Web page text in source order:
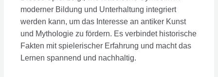
moderner Bildung und Unterhaltung integriert
werden kann, um das Interesse an antiker Kunst
und Mythologie zu fördern. Es verbindet historische
Fakten mit spielerischer Erfahrung und macht das
Lernen spannend und nachhaltig.